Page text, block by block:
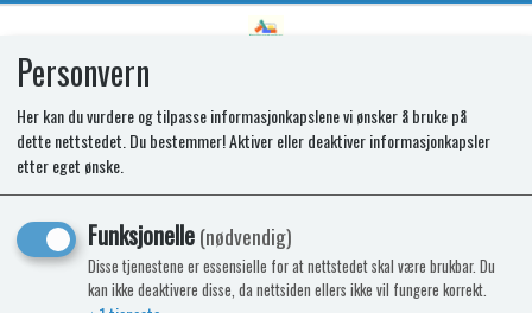
SR POWER CORD T2090E
Personvern
Her kan du vurdere og tilpasse informasjonkapslene vi ønsker å bruke på
dette nettstedet. Du bestemmer! Aktiver eller deaktiver informasjonkapsler
etter eget ønske.
Funksjonelle(nødvendig)
Disse tjenestene er essensielle for at nettstedet skal være brukbar. Du
kan ikke deaktivere disse, da nettsiden ellers ikke vil fungere korrekt.